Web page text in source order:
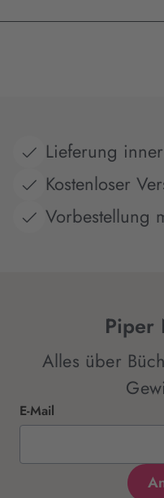
Lieferung
Kostenloser
Vorbestellung
Piper
Alles über
E-Mail